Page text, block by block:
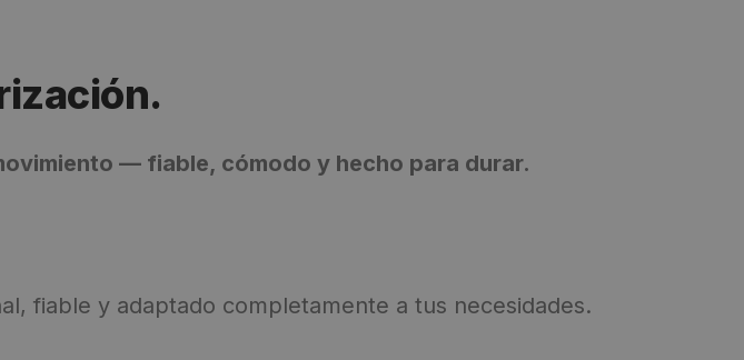
— fiable, cómodo y hecho para durar.
fiable y adaptado completamente a tus necesidades.